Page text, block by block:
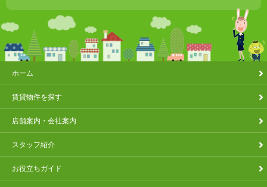
ホーム
賃貸物件を探す
店舗案内・会社案内
スタッフ紹介
お役立ちガイド